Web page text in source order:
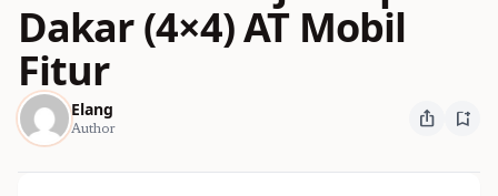
Dakar (4×4) AT Mobil
Fitur
Elang
Author ios_share bookmark_add